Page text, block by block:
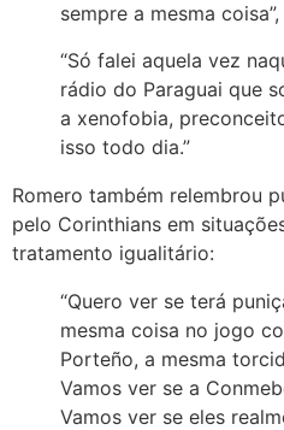
sempre a mesma
“Só falei aquela vez
rádio do Paraguai que
a xenofobia,
isso todo dia.”
Romero também relembrou
pelo Corinthians em
tratamento igualitário:
“Quero ver se terá
mesma coisa no jogo
Porteño, a mesma
Vamos ver se a
Vamos ver se eles